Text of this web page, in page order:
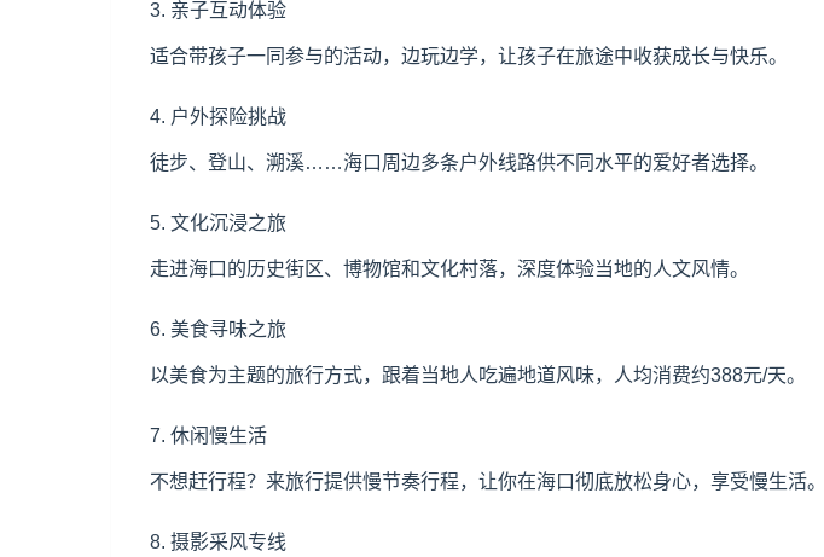
3. 亲子互动体验
适合带孩子一同参与的活动，边玩边学，让孩子在旅途中收获成长与快乐。
4. 户外探险挑战
徒步、登山、溯溪……海口周边多条户外线路供不同水平的爱好者选择。
5. 文化沉浸之旅
走进海口的历史街区、博物馆和文化村落，深度体验当地的人文风情。
6. 美食寻味之旅
以美食为主题的旅行方式，跟着当地人吃遍地道风味，人均消费约388元/天。
7. 休闲慢生活
不想赶行程？来旅行提供慢节奏行程，让你在海口彻底放松身心，享受慢生活。
8. 摄影采风专线